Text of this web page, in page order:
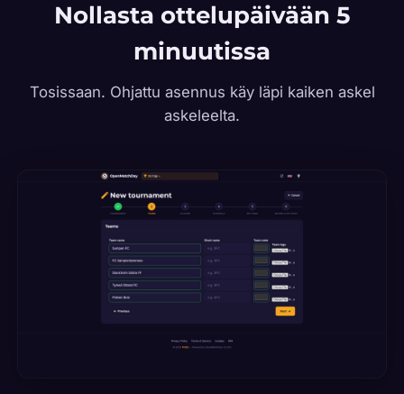
Nollasta ottelupäivään 5
minuutissa
Tosissaan. Ohjattu asennus käy läpi kaiken askel
askeleelta.